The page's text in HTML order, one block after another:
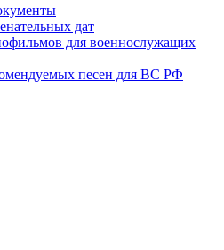
дат
для военнослужащих
песен для ВС РФ